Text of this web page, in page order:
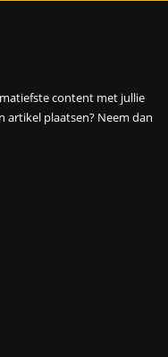
content met jullie
artikel plaatsen? Neem dan